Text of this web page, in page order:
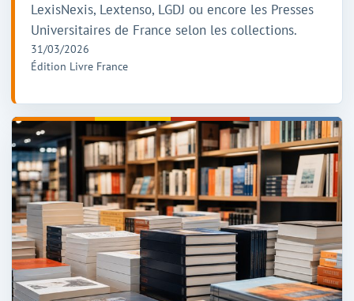
LexisNexis, Lextenso, LGDJ ou encore les Presses
Universitaires de France selon les collections.
31/03/2026
Édition Livre France